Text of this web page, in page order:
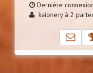
Dernière
kaionery à 2